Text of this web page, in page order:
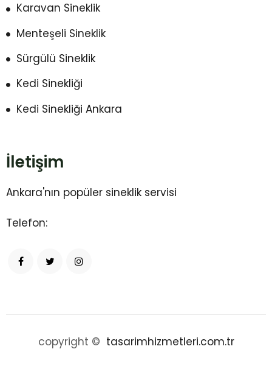
Karavan Sineklik
Menteşeli Sineklik
Sürgülü Sineklik
Kedi Sinekliği
Kedi Sinekliği Ankara
İletişim
Ankara'nın popüler sineklik servisi
Telefon:
copyright © tasarimhizmetleri.com.tr